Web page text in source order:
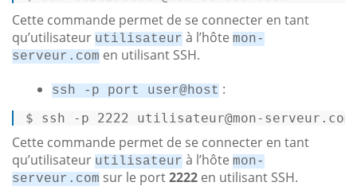
Cette commande permet de se connecter en tant
qu’utilisateur utilisateur à l’hôte mon-
serveur.com en utilisant SSH.
ssh -p port user@host :
$ ssh -p 2222 utilisateur@mon-
Cette commande permet de se connecter en tant
qu’utilisateur utilisateur à l’hôte mon-
serveur.com sur le port2222 en utilisant SSH.